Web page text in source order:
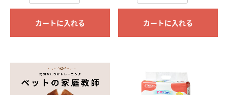
カートに入れる カートに入れる